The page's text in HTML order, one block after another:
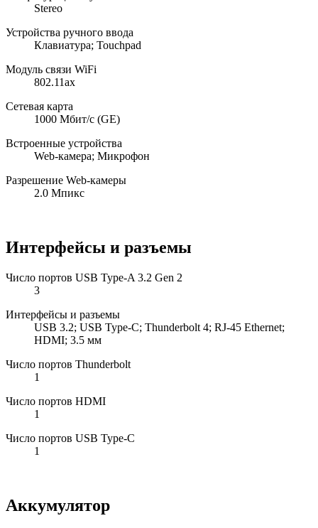
Stereo
Устройства ручного ввода
Клавиатура; Touchpad
Модуль связи WiFi
802.11ax
Сетевая карта
1000 Мбит/с (GE)
Встроенные устройства
Web-камера; Микрофон
Разрешение Web-камеры
2.0 Мпикс
Интерфейсы и разъемы
Число портов USB Type-A 3.2 Gen 2
3
Интерфейсы и разъемы
USB 3.2; USB Type-C; Thunderbolt 4; RJ-45 Ethernet;
HDMI; 3.5 мм
Число портов Thunderbolt
1
Число портов HDMI
1
Число портов USB Type-C
1
Аккумулятор